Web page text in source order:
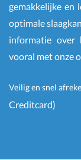
gemakkelijke en
optimale
informatie over
vooral met onze
Veilig en snel
Creditcard)